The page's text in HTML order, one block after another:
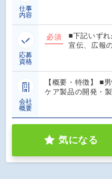
仕事
内容
応募
資格
必須
■下記いず
宣伝、広報
会社
概要
【概要・特徴】 ■
ケア製品の開発・
気になる